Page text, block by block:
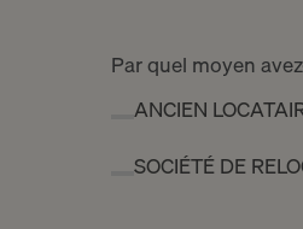
Par quel moyen
ANCIEN
SOCIÉTÉ DE